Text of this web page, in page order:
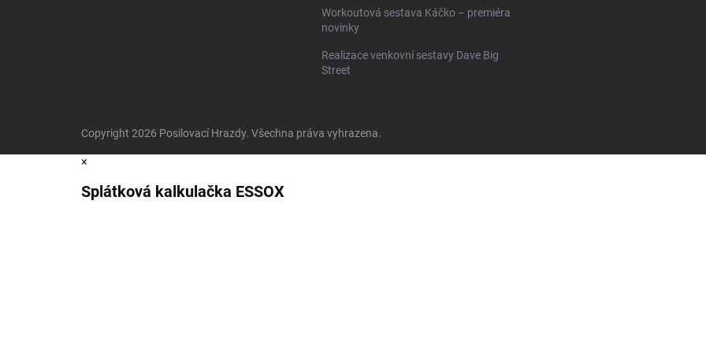
Workoutová sestava Káčko – premiéra
novinky
Realizace venkovní sestavy Dave Big
Street
Copyright 2026 Posilovací Hrazdy. Všechna práva vyhrazena.
×
Splátková kalkulačka ESSOX